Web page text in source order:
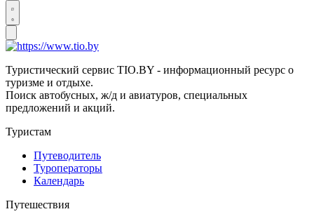
Туристический сервис TIO.BY - информационный ресурс о
туризме и отдыхе.
Поиск автобусных, ж/д и авиатуров, специальных
предложений и акций.
Туристам
Путеводитель
Туроператоры
Календарь
Путешествия